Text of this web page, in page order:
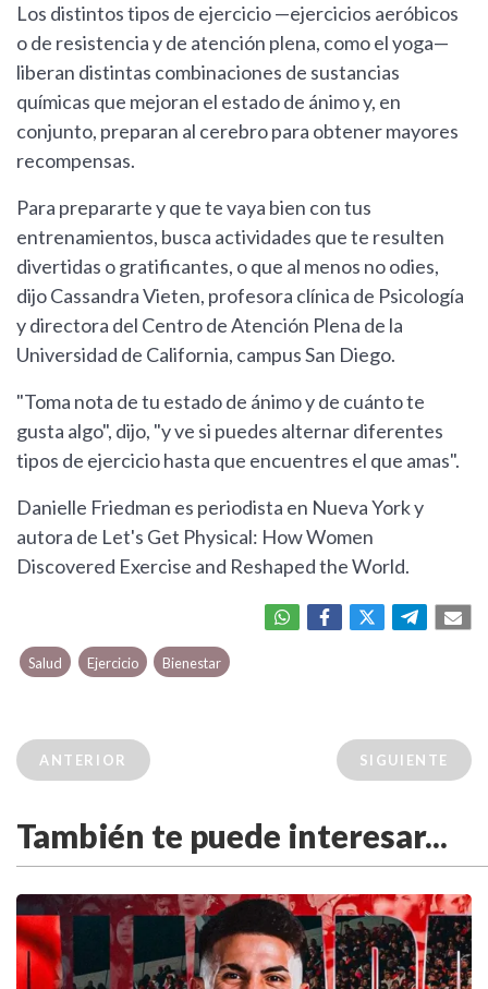
Los distintos tipos de ejercicio —ejercicios aeróbicos
o de resistencia y de atención plena, como el yoga—
liberan distintas combinaciones de sustancias
químicas que mejoran el estado de ánimo y, en
conjunto, preparan al cerebro para obtener mayores
recompensas.
Para prepararte y que te vaya bien con tus
entrenamientos, busca actividades que te resulten
divertidas o gratificantes, o que al menos no odies,
dijo Cassandra Vieten, profesora clínica de Psicología
y directora del Centro de Atención Plena de la
Universidad de California, campus San Diego.
"Toma nota de tu estado de ánimo y de cuánto te
gusta algo", dijo, "y ve si puedes alternar diferentes
tipos de ejercicio hasta que encuentres el que amas".
Danielle Friedman es periodista en Nueva York y
autora de Let's Get Physical: How Women
Discovered Exercise and Reshaped the World.
Salud Ejercicio Bienestar
ANTERIOR SIGUIENTE
También te puede interesar...